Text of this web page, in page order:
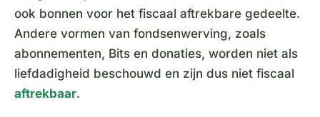
ook bonnen voor het fiscaal aftrekbare gedeelte.
Andere vormen van fondsenwerving, zoals
abonnementen, Bits en donaties, worden niet als
liefdadigheid beschouwd en zijn dus niet fiscaal
aftrekbaar.